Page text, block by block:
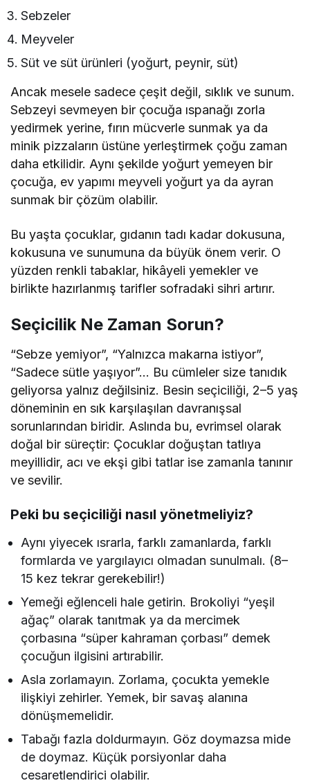
Sebzeler
Meyveler
Süt ve süt ürünleri (yoğurt, peynir, süt)
Ancak mesele sadece çeşit değil, sıklık ve sunum.
Sebzeyi sevmeyen bir çocuğa ıspanağı zorla
yedirmek yerine, fırın mücverle sunmak ya da
minik pizzaların üstüne yerleştirmek çoğu zaman
daha etkilidir. Aynı şekilde yoğurt yemeyen bir
çocuğa, ev yapımı meyveli yoğurt ya da ayran
sunmak bir çözüm olabilir.
Bu yaşta çocuklar, gıdanın tadı kadar dokusuna,
kokusuna ve sunumuna da büyük önem verir. O
yüzden renkli tabaklar, hikâyeli yemekler ve
birlikte hazırlanmış tarifler sofradaki sihri artırır.
Seçicilik Ne Zaman Sorun?
“Sebze yemiyor”, “Yalnızca makarna istiyor”,
“Sadece sütle yaşıyor”… Bu cümleler size tanıdık
geliyorsa yalnız değilsiniz. Besin seçiciliği, 2–5 yaş
döneminin en sık karşılaşılan davranışsal
sorunlarından biridir. Aslında bu, evrimsel olarak
doğal bir süreçtir: Çocuklar doğuştan tatlıya
meyillidir, acı ve ekşi gibi tatlar ise zamanla tanınır
ve sevilir.
Peki bu seçiciliği nasıl yönetmeliyiz?
Aynı yiyecek ısrarla, farklı zamanlarda, farklı
formlarda ve yargılayıcı olmadan sunulmalı. (8–
15 kez tekrar gerekebilir!)
Yemeği eğlenceli hale getirin. Brokoliyi “yeşil
ağaç” olarak tanıtmak ya da mercimek
çorbasına “süper kahraman çorbası” demek
çocuğun ilgisini artırabilir.
Asla zorlamayın. Zorlama, çocukta yemekle
ilişkiyi zehirler. Yemek, bir savaş alanına
dönüşmemelidir.
Tabağı fazla doldurmayın. Göz doymazsa mide
de doymaz. Küçük porsiyonlar daha
cesaretlendirici olabilir.